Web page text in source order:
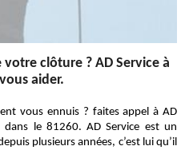
clôture ? AD Service à
aider.
vous ennuis ? faites appel à AD
dans le 81260. AD Service est un
plusieurs années, c’est lui qu’il